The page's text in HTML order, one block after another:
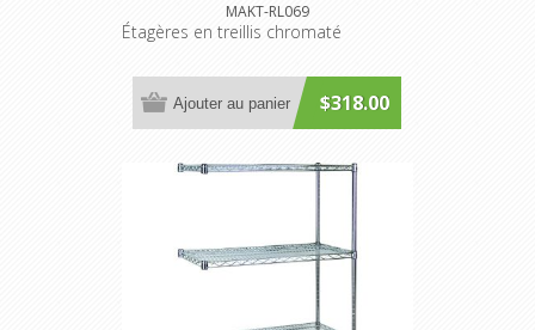
MAKT-RL069
Étagères en treillis chromaté
$318.00
Ajouter au panier